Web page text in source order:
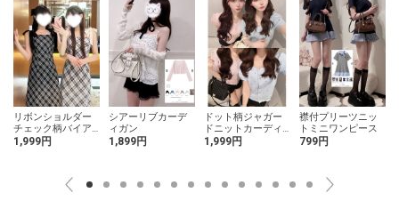
リボンショルダー
チェック柄バイア
スワンピース
1,999円
シアーリブカーデ
ィガン
1,899円
ドット柄ジャガー
ドニットカーディ
ガン
1,999円
襟付プリーツニッ
トミニワンピース
799円